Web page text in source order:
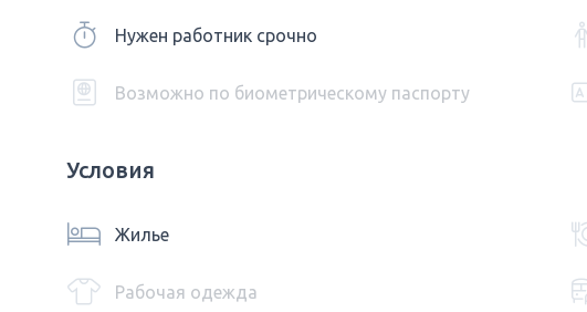
Нужен работник срочно
Возможно по биометрическому паспорту
Условия
Жилье
Рабочая одежда